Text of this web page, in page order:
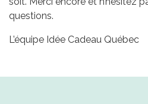
questions.
L’équipe Idée Cadeau Québec